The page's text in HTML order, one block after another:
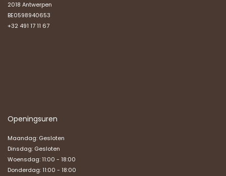
2018 Antwerpen
BE0598940653
+32 491 17 11 67
Openingsuren
Maandag: Gesloten
Dinsdag: Gesloten
Woensdag: 11:00 - 18:00
Donderdag: 11:00 - 18:00